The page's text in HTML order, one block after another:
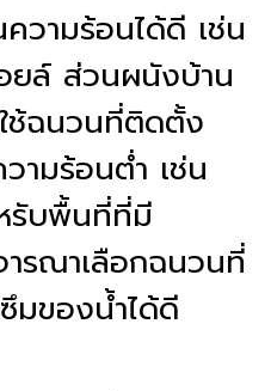
วามร้อนได้ดี เช่น
ยล์ ส่วนผนังบ้าน
ช้ฉนวนที่ติดตั้ง
ามร้อนต่ำ เช่น
รับพื้นที่ที่มี
รณาเลือกฉนวนที่
มของน้ำได้ดี